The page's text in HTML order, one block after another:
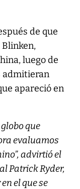
de que
luego de
admitieran
apareció en
que
evaluamos
advirtió el
Patrick Ryder,
el que se